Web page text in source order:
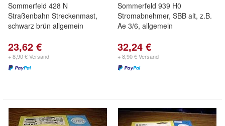
Sommerfeld 428 N
Straßenbahn Streckenmast,
schwarz brün allgemein
23,62 €
+ 8,90 € Versand
Sommerfeld 939 H0
Stromabnehmer, SBB alt, z.B.
Ae 3/6, allgemein
32,24 €
+ 8,90 € Versand